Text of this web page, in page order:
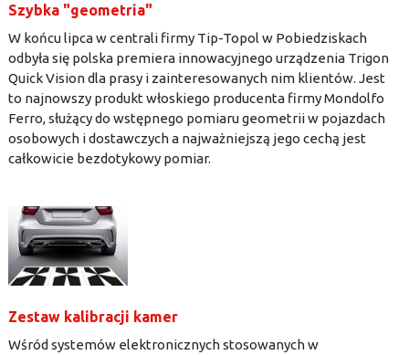
Szybka "geometria"
W końcu lipca w centrali firmy Tip-Topol w Pobiedziskach
odbyła się polska premiera innowacyjnego urządzenia Trigon
Quick Vision dla prasy i zainteresowanych nim klientów. Jest
to najnowszy produkt włoskiego producenta firmy Mondolfo
Ferro, służący do wstępnego pomiaru geometrii w pojazdach
osobowych i dostawczych a najważniejszą jego cechą jest
całkowicie bezdotykowy pomiar.
Zestaw kalibracji kamer
Wśród systemów elektronicznych stosowanych w